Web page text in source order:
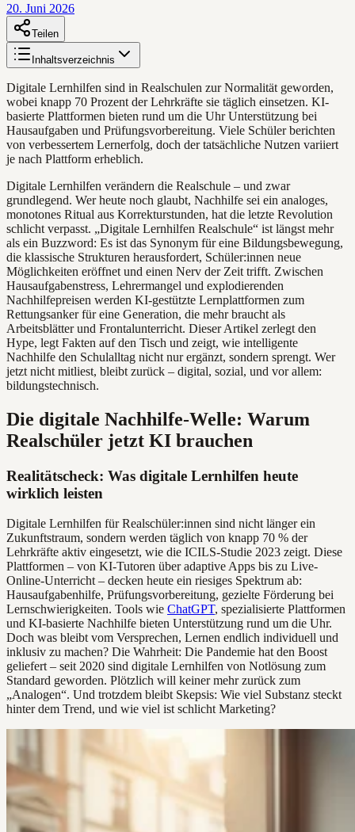
20. Juni 2026
Teilen
Inhaltsverzeichnis
Digitale Lernhilfen sind in Realschulen zur Normalität geworden,
wobei knapp 70 Prozent der Lehrkräfte sie täglich einsetzen. KI-
basierte Plattformen bieten rund um die Uhr Unterstützung bei
Hausaufgaben und Prüfungsvorbereitung. Viele Schüler berichten
von verbessertem Lernerfolg, doch der tatsächliche Nutzen variiert
je nach Plattform erheblich.
Digitale Lernhilfen verändern die Realschule – und zwar
grundlegend. Wer heute noch glaubt, Nachhilfe sei ein analoges,
monotones Ritual aus Korrekturstunden, hat die letzte Revolution
schlicht verpasst. „Digitale Lernhilfen Realschule“ ist längst mehr
als ein Buzzword: Es ist das Synonym für eine Bildungsbewegung,
die klassische Strukturen herausfordert, Schüler:innen neue
Möglichkeiten eröffnet und einen Nerv der Zeit trifft. Zwischen
Hausaufgabenstress, Lehrermangel und explodierenden
Nachhilfepreisen werden KI-gestützte Lernplattformen zum
Rettungsanker für eine Generation, die mehr braucht als
Arbeitsblätter und Frontalunterricht. Dieser Artikel zerlegt den
Hype, legt Fakten auf den Tisch und zeigt, wie intelligente
Nachhilfe den Schulalltag nicht nur ergänzt, sondern sprengt. Wer
jetzt nicht mitliest, bleibt zurück – digital, sozial, und vor allem:
bildungstechnisch.
Die digitale Nachhilfe-Welle: Warum
Realschüler jetzt KI brauchen
Realitätscheck: Was digitale Lernhilfen heute
wirklich leisten
Digitale Lernhilfen für Realschüler:innen sind nicht länger ein
Zukunftstraum, sondern werden täglich von knapp 70 % der
Lehrkräfte aktiv eingesetzt, wie die ICILS-Studie 2023 zeigt. Diese
Plattformen – von KI-Tutoren über adaptive Apps bis zu Live-
Online-Unterricht – decken heute ein riesiges Spektrum ab:
Hausaufgabenhilfe, Prüfungsvorbereitung, gezielte Förderung bei
Lernschwierigkeiten. Tools wie ChatGPT, spezialisierte Plattformen
und KI-basierte Nachhilfe bieten Unterstützung rund um die Uhr.
Doch was bleibt vom Versprechen, Lernen endlich individuell und
inklusiv zu machen? Die Wahrheit: Die Pandemie hat den Boost
geliefert – seit 2020 sind digitale Lernhilfen von Notlösung zum
Standard geworden. Plötzlich will keiner mehr zurück zum
„Analogen“. Und trotzdem bleibt Skepsis: Wie viel Substanz steckt
hinter dem Trend, und wie viel ist schlicht Marketing?